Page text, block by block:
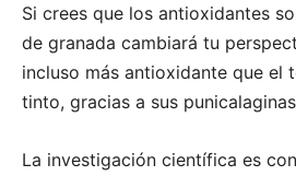
Si crees que los antioxidantes
de granada cambiará tu
incluso más antioxidante que el
tinto, gracias a sus
La investigación científica es